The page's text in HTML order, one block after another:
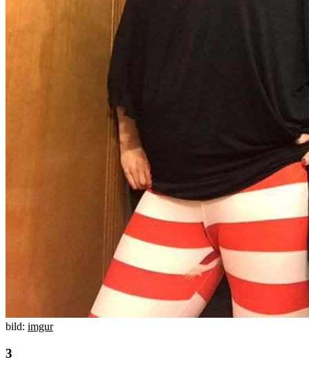
bild: imgur